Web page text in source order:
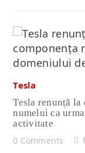
Tesla
Tesla renunță la
numelui ca
activitate
0 Comments